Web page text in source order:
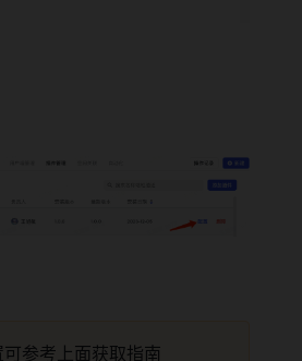
参考上面获取指南